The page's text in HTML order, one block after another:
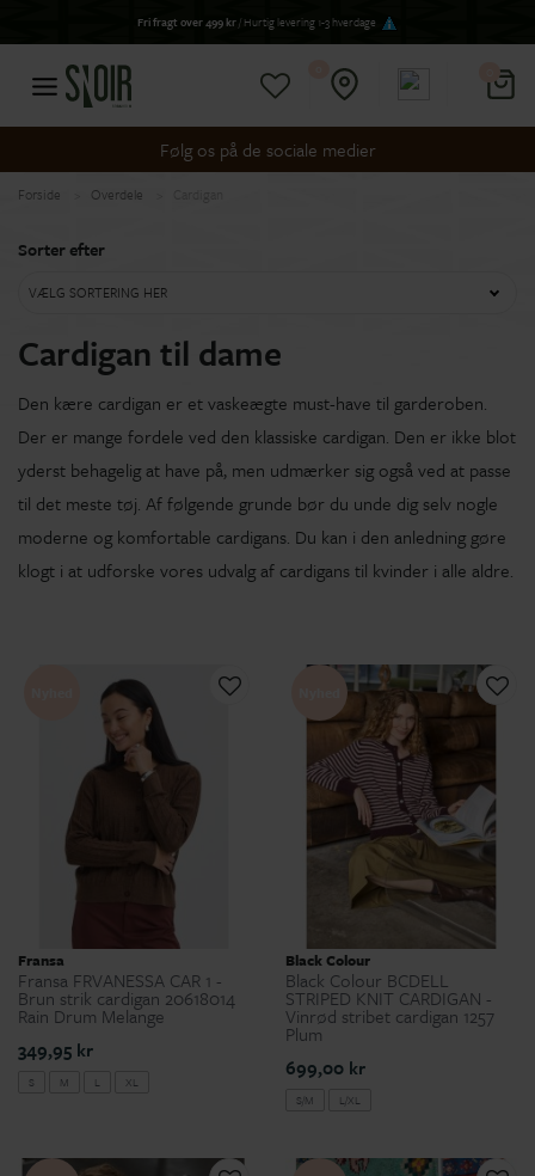
Fri fragt over 499 kr/ Hurtig levering 1-3 hverdage
Følg os på de sociale medier
Forside Overdele
Sorter efter
VÆLG SORTERING HER
Cardigan til dame
Den kære cardigan er et vaskeægte must-have til garderoben.
Der er mange fordele ved den klassiske cardigan. Den er ikke blot
yderst behagelig at have på, men udmærker sig også ved at passe
til det meste tøj. Af følgende grunde bør du unde dig selv nogle
moderne og komfortable cardigans. Du kan i den anledning gøre
klogt i at udforske vores udvalg af cardigans til kvinder i alle aldre.
Fransa
Fransa FRVANESSA CAR 1 -
Brun strik cardigan 20618014
Rain Drum Melange
349,95 kr
S M L XL
Black Colour
Black Colour BCDELL
STRIPED KNIT CARDIGAN -
Vinrød stribet cardigan 1257
Plum
699,00 kr
S/M L/XL